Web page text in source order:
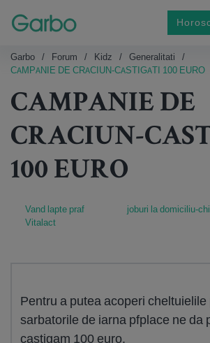
Garbo Forum Kidz
Generalitati
CAMPANIE DE CRACIUN-CASTIGATI 100 EURO
CAMPANIE DE
CRACIUN-
100 EURO
Vand lapte praf
Vitalact
joburi la domiciliu-
Pentru a putea acoperi cheltuielile
sarbatorile de iarna pfplace ne da
castigam 100 euro.